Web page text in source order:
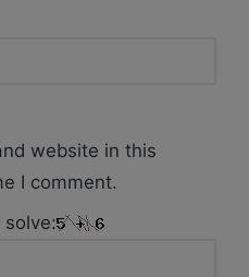
website in this
I comment.
solve: